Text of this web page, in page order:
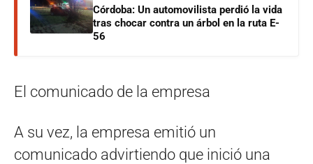
Córdoba: Un automovilista perdió la vida
tras chocar contra un árbol en la ruta E-
56
El comunicado de la empresa
A su vez, la empresa emitió un
comunicado advirtiendo que inició una